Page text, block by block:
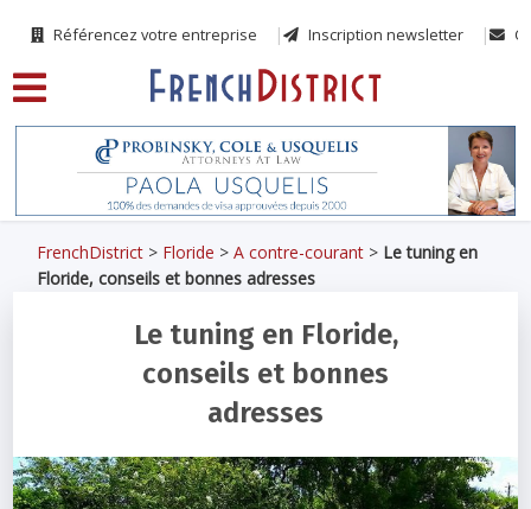
Référencez votre entreprise Inscription newsletter
FrenchDistrict > Floride >A contre-courant > Le tuning en
Floride, conseils et bonnes adresses
Le tuning en Floride,
conseils et bonnes
adresses